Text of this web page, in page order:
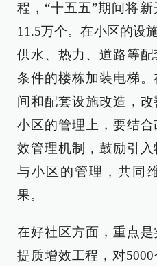
程，“十五五”期间将
11.5万个。在小区的设
供水、热力、道路等
条件的楼栋加装电梯
间和配套设施改造，
小区的管理上，要结
效管理机制，鼓励引
与小区的管理，共同
果。
在好社区方面，重点
提质增效工程，对